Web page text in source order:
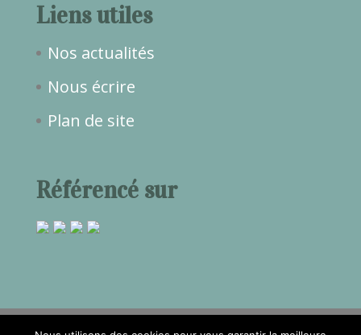
Liens utiles
Nos actualités
Nous écrire
Plan de site
Référencé sur